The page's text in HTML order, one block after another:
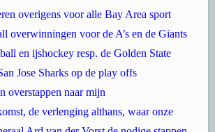
overigens voor alle Bay Area sport
overwinningen voor de A’s en de Giants
en ijshockey resp. de Golden State
Jose Sharks op de play offs
overstappen naar mijn
de verlenging althans, waar onze